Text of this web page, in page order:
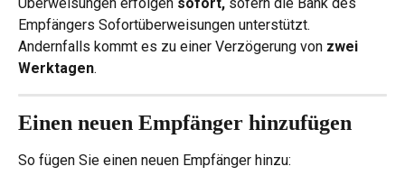
Empfängers Sofortüberweisungen unterstützt.
Andernfalls kommt es zu einer Verzögerung von zwei
Werktagen.
Einen neuen Empfänger hinzufügen
So fügen Sie einen neuen Empfänger hinzu: